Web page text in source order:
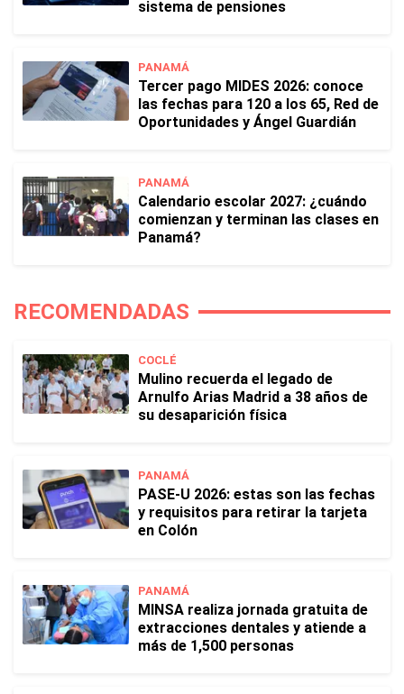
sistema de pensiones
PANAMÁ
Tercer pago MIDES 2026: conoce
las fechas para 120 a los 65, Red de
Oportunidades y Ángel Guardián
PANAMÁ
Calendario escolar 2027: ¿cuándo
comienzan y terminan las clases en
Panamá?
RECOMENDADAS
COCLÉ
Mulino recuerda el legado de
Arnulfo Arias Madrid a 38 años de
su desaparición física
PANAMÁ
PASE-U 2026: estas son las fechas
y requisitos para retirar la tarjeta
en Colón
PANAMÁ
MINSA realiza jornada gratuita de
extracciones dentales y atiende a
más de 1,500 personas